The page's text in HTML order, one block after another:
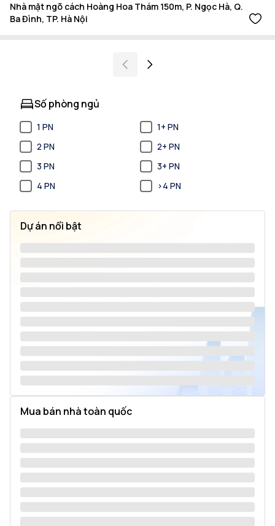
Nhà mặt ngõ cách Hoàng Hoa Thám 150m, P. Ngọc Hà, Q.
Ba Đình, TP. Hà Nội
Số phòng ngủ
1 PN
1+ PN
2 PN
2+ PN
3 PN
3+ PN
4 PN
>4 PN
Dự án nổi bật
Mua bán nhà toàn quốc